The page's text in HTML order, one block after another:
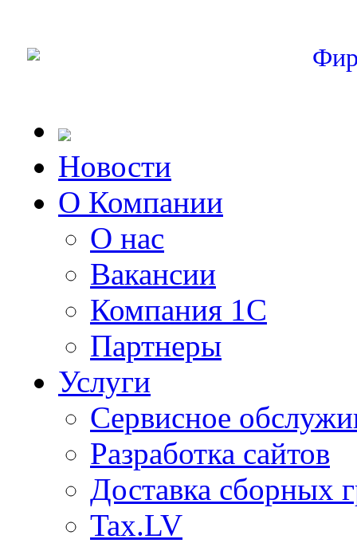
Новости
О Компании
О нас
Вакансии
Компания 1С
Партнеры
Услуги
Сервисное
Разработка сайтов
Доставка сборных
Tax.LV